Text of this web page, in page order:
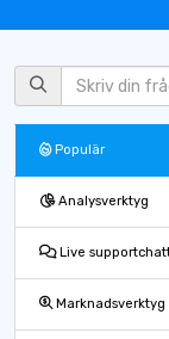
Populär
Analysverktyg
Live
Marknadsverktyg